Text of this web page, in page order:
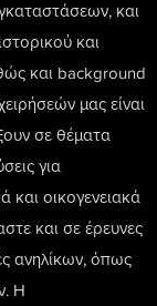
και
και
και background
μας είναι
σε θέματα
για
και οικογενειακά
και σε έρευνες
ανηλίκων, όπως
Η